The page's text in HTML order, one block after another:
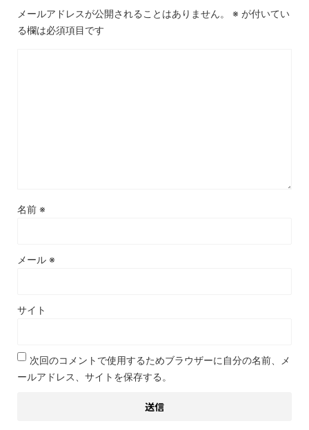
メールアドレスが公開されることはありません。 ※ が付いてい
る欄は必須項目です
名前 ※
メール ※
サイト
次回のコメントで使用するためブラウザーに自分の名前、メ
ールアドレス、サイトを保存する。